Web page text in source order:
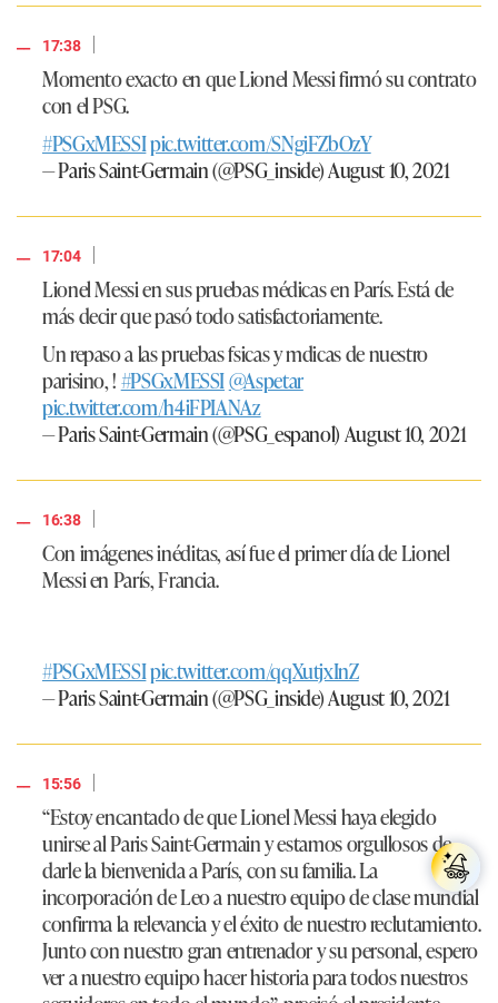
17:38
|
Momento exacto en que Lionel Messi firmó su contrato
con el PSG.
#PSGxMESSIpic.twitter.com/SNgiFZbOzY
— Paris Saint-Germain (@PSG_inside)August 10, 2021
17:04
|
Lionel Messi en sus pruebas médicas en París. Está de
más decir que pasó todo satisfactoriamente.
Un repaso a las pruebas fsicas y mdicas de nuestro
parisino, !#PSGxMESSI@Aspetar
pic.twitter.com/h4iFPIANAz
— Paris Saint-Germain (@PSG_espanol)August 10, 2021
16:38
|
Con imágenes inéditas, así fue el primer día de Lionel
Messi en París, Francia.
#PSGxMESSIpic.twitter.com/qqXutjxInZ
— Paris Saint-Germain (@PSG_inside)August 10, 2021
15:56
|
“Estoy encantado de que Lionel Messi haya elegido
unirse al Paris Saint-Germain y estamos orgullosos de
darle la bienvenida a París, con su familia. La
incorporación de Leo a nuestro equipo de clase mundial
confirma la relevancia y el éxito de nuestro reclutamiento.
Junto con nuestro gran entrenador y su personal, espero
ver a nuestro equipo hacer historia para todos nuestros